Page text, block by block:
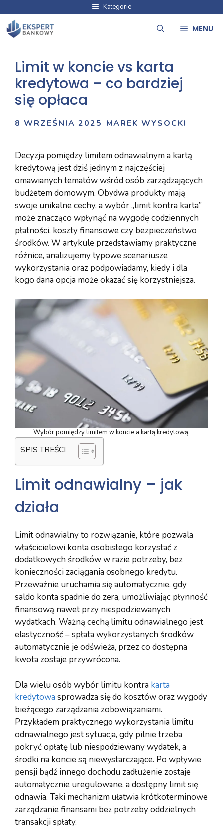
treści
Kategorie
MENU
Limit w koncie vs karta
kredytowa – co bardziej
się opłaca
8 WRZEŚNIA 2025 MAREK WYSOCKI
Decyzja pomiędzy limitem odnawialnym a kartą
kredytową jest dziś jednym z najczęściej
omawianych tematów wśród osób zarządzających
budżetem domowym. Obydwa produkty mają
swoje unikalne cechy, a wybór „limit kontra karta”
może znacząco wpłynąć na wygodę codziennych
płatności, koszty finansowe czy bezpieczeństwo
środków. W artykule przedstawiamy praktyczne
różnice, analizujemy typowe scenariusze
wykorzystania oraz podpowiadamy, kiedy i dla
kogo dana opcja może okazać się korzystniejsza.
Wybór pomiędzy limitem w koncie a kartą kredytową.
SPIS TREŚCI
Limit odnawialny – jak
działa
Limit odnawialny to rozwiązanie, które pozwala
właścicielowi konta osobistego korzystać z
dodatkowych środków w razie potrzeby, bez
konieczności zaciągania osobnego kredytu.
Przeważnie uruchamia się automatycznie, gdy
saldo konta spadnie do zera, umożliwiając płynność
finansową nawet przy niespodziewanych
wydatkach. Ważną cechą limitu odnawialnego jest
elastyczność – spłata wykorzystanych środków
automatycznie je odświeża, przez co dostępna
kwota zostaje przywrócona.
Dla wielu osób wybór limitu kontra karta
kredytowa sprowadza się do kosztów oraz wygody
bieżącego zarządzania zobowiązaniami.
Przykładem praktycznego wykorzystania limitu
odnawialnego jest sytuacja, gdy pilnie trzeba
pokryć opłatę lub niespodziewany wydatek, a
środki na koncie są niewystarczające. Po wpływie
pensji bądź innego dochodu zadłużenie zostaje
automatycznie uregulowane, a dostępny limit się
odnawia. Taki mechanizm ułatwia krótkoterminowe
zarządzanie finansami bez potrzeby oddzielnych
transakcji spłaty.